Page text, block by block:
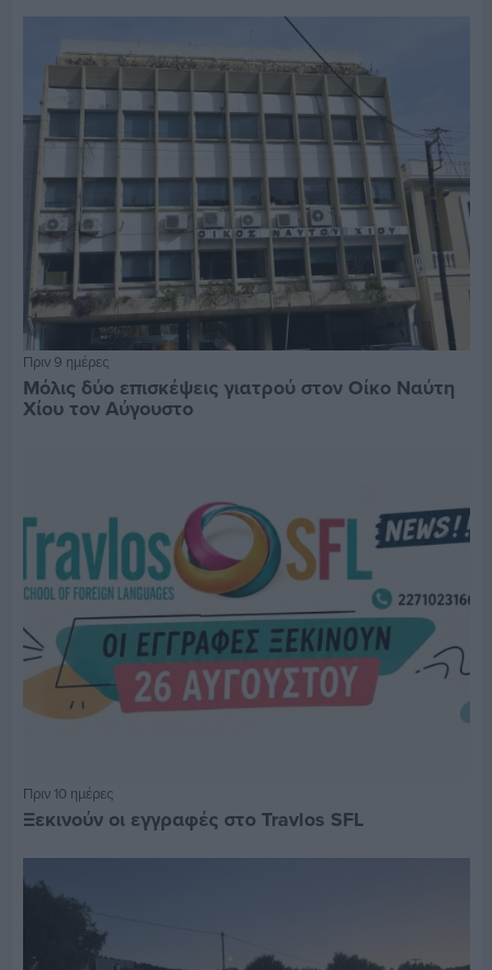
Πριν 9 ημέρες
Μόλις δύο επισκέψεις γιατρού στον Οίκο Ναύτη
Χίου τον Αύγουστο
Πριν 10 ημέρες
Ξεκινούν οι εγγραφές στο Travlos SFL